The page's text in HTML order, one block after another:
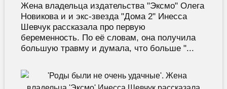
Жена владельца издательства "Эксмо" Олега
Новикова и и экс-звезда "Дома 2" Инесса
Шевчук рассказала про первую
беременность. По её словам, она получила
большую травму и думала, что больше "...